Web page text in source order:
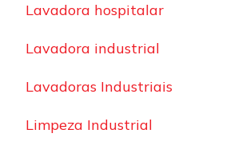
Lavadora hospitalar
Lavadora industrial
Lavadoras Industriais
Limpeza Industrial